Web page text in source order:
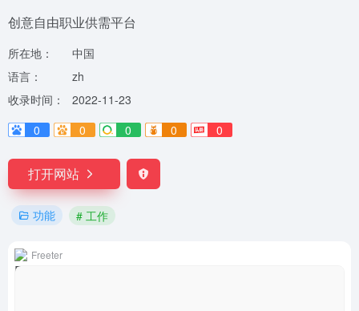
创意自由职业供需平台
所在地：
中国
语言：
zh
收录时间：
2022-11-23
0
0 0 0 0
打开网站
功能 # 工作
Freeter